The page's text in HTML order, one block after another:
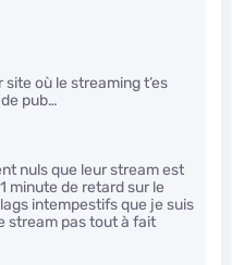
où le streaming t’es
pub…
nuls que leur stream est
minute de retard sur le
intempestifs que je suis
stream pas tout à fait